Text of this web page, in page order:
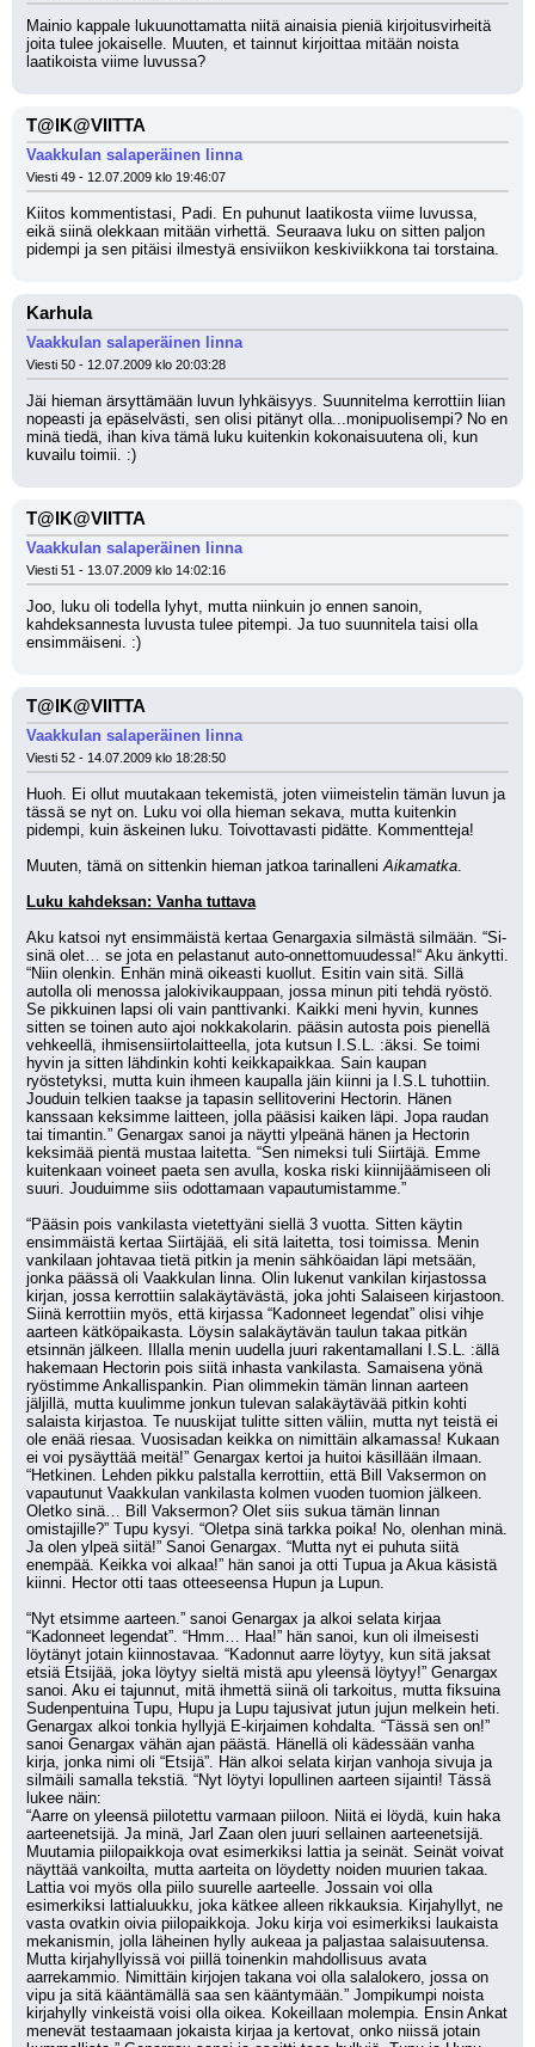
Mainio kappale lukuunottamatta niitä ainaisia pieniä kirjoitusvirheitä
joita tulee jokaiselle. Muuten, et tainnut kirjoittaa mitään noista
laatikoista viime luvussa?
T@IK@VIITTA
Vaakkulan salaperäinen linna
Viesti 49 - 12.07.2009 klo 19:46:07
Kiitos kommentistasi, Padi. En puhunut laatikosta viime luvussa,
eikä siinä olekkaan mitään virhettä. Seuraava luku on sitten paljon
pidempi ja sen pitäisi ilmestyä ensiviikon keskiviikkona tai torstaina.
Karhula
Vaakkulan salaperäinen linna
Viesti 50 - 12.07.2009 klo 20:03:28
Jäi hieman ärsyttämään luvun lyhkäisyys. Suunnitelma kerrottiin liian
nopeasti ja epäselvästi, sen olisi pitänyt olla...monipuolisempi? No en
minä tiedä, ihan kiva tämä luku kuitenkin kokonaisuutena oli, kun
kuvailu toimii. :)
T@IK@VIITTA
Vaakkulan salaperäinen linna
Viesti 51 - 13.07.2009 klo 14:02:16
Joo, luku oli todella lyhyt, mutta niinkuin jo ennen sanoin,
kahdeksannesta luvusta tulee pitempi. Ja tuo suunnitela taisi olla
ensimmäiseni. :)
T@IK@VIITTA
Vaakkulan salaperäinen linna
Viesti 52 - 14.07.2009 klo 18:28:50
Huoh. Ei ollut muutakaan tekemistä, joten viimeistelin tämän luvun ja
tässä se nyt on. Luku voi olla hieman sekava, mutta kuitenkin
pidempi, kuin äskeinen luku. Toivottavasti pidätte. Kommentteja!
Muuten, tämä on sittenkin hieman jatkoa tarinalleni Aikamatka.
Luku kahdeksan: Vanha tuttava
Aku katsoi nyt ensimmäistä kertaa Genargaxia silmästä silmään. “Si-
sinä olet… se jota en pelastanut auto-onnettomuudessa!“ Aku änkytti.
“Niin olenkin. Enhän minä oikeasti kuollut. Esitin vain sitä. Sillä
autolla oli menossa jalokivikauppaan, jossa minun piti tehdä ryöstö.
Se pikkuinen lapsi oli vain panttivanki. Kaikki meni hyvin, kunnes
sitten se toinen auto ajoi nokkakolarin. pääsin autosta pois pienellä
vehkeellä, ihmisensiirtolaitteella, jota kutsun I.S.L. :äksi. Se toimi
hyvin ja sitten lähdinkin kohti keikkapaikkaa. Sain kaupan
ryöstetyksi, mutta kuin ihmeen kaupalla jäin kiinni ja I.S.L tuhottiin.
Jouduin telkien taakse ja tapasin sellitoverini Hectorin. Hänen
kanssaan keksimme laitteen, jolla pääsisi kaiken läpi. Jopa raudan
tai timantin.” Genargax sanoi ja näytti ylpeänä hänen ja Hectorin
keksimää pientä mustaa laitetta. “Sen nimeksi tuli Siirtäjä. Emme
kuitenkaan voineet paeta sen avulla, koska riski kiinnijäämiseen oli
suuri. Jouduimme siis odottamaan vapautumistamme.”
“Pääsin pois vankilasta vietettyäni siellä 3 vuotta. Sitten käytin
ensimmäistä kertaa Siirtäjää, eli sitä laitetta, tosi toimissa. Menin
vankilaan johtavaa tietä pitkin ja menin sähköaidan läpi metsään,
jonka päässä oli Vaakkulan linna. Olin lukenut vankilan kirjastossa
kirjan, jossa kerrottiin salakäytävästä, joka johti Salaiseen kirjastoon.
Siinä kerrottiin myös, että kirjassa “Kadonneet legendat” olisi vihje
aarteen kätköpaikasta. Löysin salakäytävän taulun takaa pitkän
etsinnän jälkeen. Illalla menin uudella juuri rakentamallani I.S.L. :ällä
hakemaan Hectorin pois siitä inhasta vankilasta. Samaisena yönä
ryöstimme Ankallispankin. Pian olimmekin tämän linnan aarteen
jäljillä, mutta kuulimme jonkun tulevan salakäytävää pitkin kohti
salaista kirjastoa. Te nuuskijat tulitte sitten väliin, mutta nyt teistä ei
ole enää riesaa. Vuosisadan keikka on nimittäin alkamassa! Kukaan
ei voi pysäyttää meitä!” Genargax kertoi ja huitoi käsillään ilmaan.
“Hetkinen. Lehden pikku palstalla kerrottiin, että Bill Vaksermon on
vapautunut Vaakkulan vankilasta kolmen vuoden tuomion jälkeen.
Oletko sinä… Bill Vaksermon? Olet siis sukua tämän linnan
omistajille?” Tupu kysyi. “Oletpa sinä tarkka poika! No, olenhan minä.
Ja olen ylpeä siitä!” Sanoi Genargax. “Mutta nyt ei puhuta siitä
enempää. Keikka voi alkaa!” hän sanoi ja otti Tupua ja Akua käsistä
kiinni. Hector otti taas otteeseensa Hupun ja Lupun.
“Nyt etsimme aarteen.” sanoi Genargax ja alkoi selata kirjaa
“Kadonneet legendat”. “Hmm… Haa!” hän sanoi, kun oli ilmeisesti
löytänyt jotain kiinnostavaa. “Kadonnut aarre löytyy, kun sitä jaksat
etsiä Etsijää, joka löytyy sieltä mistä apu yleensä löytyy!” Genargax
sanoi. Aku ei tajunnut, mitä ihmettä siinä oli tarkoitus, mutta fiksuina
Sudenpentuina Tupu, Hupu ja Lupu tajusivat jutun jujun melkein heti.
Genargax alkoi tonkia hyllyjä E-kirjaimen kohdalta. “Tässä sen on!”
sanoi Genargax vähän ajan päästä. Hänellä oli kädessään vanha
kirja, jonka nimi oli “Etsijä”. Hän alkoi selata kirjan vanhoja sivuja ja
silmäili samalla tekstiä. “Nyt löytyi lopullinen aarteen sijainti! Tässä
lukee näin:
“Aarre on yleensä piilotettu varmaan piiloon. Niitä ei löydä, kuin haka
aarteenetsijä. Ja minä, Jarl Zaan olen juuri sellainen aarteenetsijä.
Muutamia piilopaikkoja ovat esimerkiksi lattia ja seinät. Seinät voivat
näyttää vankoilta, mutta aarteita on löydetty noiden muurien takaa.
Lattia voi myös olla piilo suurelle aarteelle. Jossain voi olla
esimerkiksi lattialuukku, joka kätkee alleen rikkauksia. Kirjahyllyt, ne
vasta ovatkin oivia piilopaikkoja. Joku kirja voi esimerkiksi laukaista
mekanismin, jolla läheinen hylly aukeaa ja paljastaa salaisuutensa.
Mutta kirjahyllyissä voi piillä toinenkin mahdollisuus avata
aarrekammio. Nimittäin kirjojen takana voi olla salalokero, jossa on
vipu ja sitä kääntämällä saa sen kääntymään.” Jompikumpi noista
kirjahylly vinkeistä voisi olla oikea. Kokeillaan molempia. Ensin Ankat
menevät testaamaan jokaista kirjaa ja kertovat, onko niissä jotain